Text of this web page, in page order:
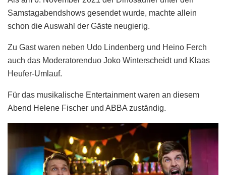
Samstagabendshows gesendet wurde, machte allein
schon die Auswahl der Gäste neugierig.
Zu Gast waren neben Udo Lindenberg und Heino Ferch
auch das Moderatorenduo Joko Winterscheidt und Klaas
Heufer-Umlauf.
Für das musikalische Entertainment waren an diesem
Abend Helene Fischer und ABBA zuständig.